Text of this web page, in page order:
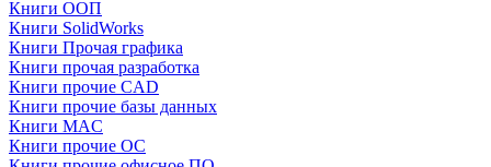
Книги ООП
Книги SolidWorks
Книги Прочая графика
Книги прочая разработка
Книги прочие CAD
Книги прочие базы данных
Книги MAC
Книги прочие ОС